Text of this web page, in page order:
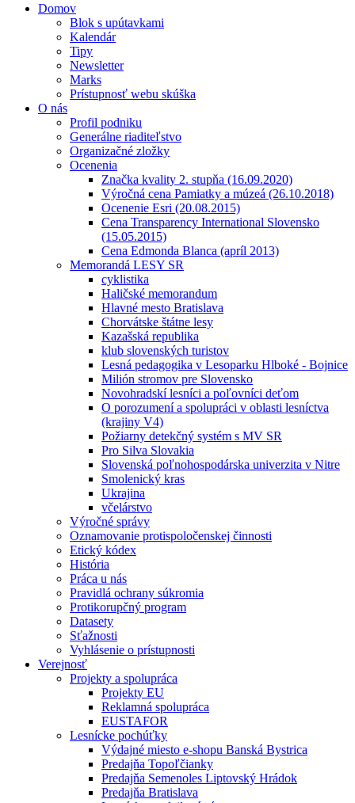
Domov
Blok s upútavkami
Kalendár
Tipy
Newsletter
Marks
Prístupnosť webu skúška
O nás
Profil podniku
Generálne riaditeľstvo
Organizačné zložky
Ocenenia
Značka kvality 2. stupňa (16.09.2020)
Výročná cena Pamiatky a múzeá (26.10.2018)
Ocenenie Esri (20.08.2015)
Cena Transparency International Slovensko
(15.05.2015)
Cena Edmonda Blanca (apríl 2013)
Memorandá LESY SR
cyklistika
Haličské memorandum
Hlavné mesto Bratislava
Chorvátske štátne lesy
Kazašská republika
klub slovenských turistov
Lesná pedagogika v Lesoparku Hlboké - Bojnice
Milión stromov pre Slovensko
Novohradskí lesníci a poľovníci deťom
O porozumení a spolupráci v oblasti lesníctva
(krajiny V4)
Požiarny detekčný systém s MV SR
Pro Silva Slovakia
Slovenská poľnohospodárska univerzita v Nitre
Smolenický kras
Ukrajina
včelárstvo
Výročné správy
Oznamovanie protispoločenskej činnosti
Etický kódex
História
Práca u nás
Pravidlá ochrany súkromia
Protikorupčný program
Datasety
Sťažnosti
Vyhlásenie o prístupnosti
Verejnosť
Projekty a spolupráca
Projekty EU
Reklamná spolupráca
EUSTAFOR
Lesnícke pochúťky
Výdajné miesto e-shopu Banská Bystrica
Predajňa Topoľčianky
Predajňa Semenoles Liptovský Hrádok
Predajňa Bratislava